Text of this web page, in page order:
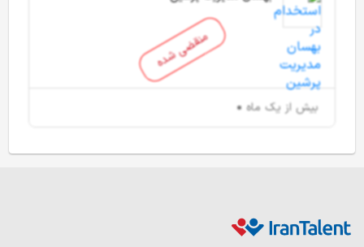
منقضی شده
بیش از یک ماه